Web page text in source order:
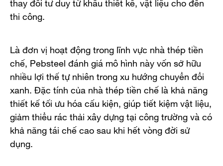
thi công.
Là đơn vị hoạt động trong lĩnh vực nhà thép tiền
chế, Pebsteel đánh giá mô hình này vốn sở hữu
nhiều lợi thế tự nhiên trong xu hướng chuyển đổi
xanh. Đặc tính của nhà thép tiền chế là khả năng
thiết kế tối ưu hóa cấu kiện, giúp tiết kiệm vật liệu,
giảm thiểu rác thải xây dựng tại công trường và có
khả năng tái chế cao sau khi hết vòng đời sử
dụng.